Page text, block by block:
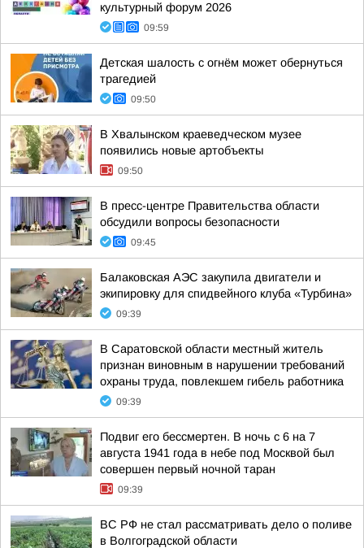
культурный форум 2026
09:59
Детская шалость с огнём может обернуться
трагедией
09:50
В Хвалынском краеведческом музее
появились новые артобъекты
09:50
В пресс-центре Правительства области
обсудили вопросы безопасности
09:45
Балаковская АЭС закупила двигатели и
экипировку для спидвейного клуба «Турбина»
09:39
В Саратовской области местный житель
признан виновным в нарушении требований
охраны труда, повлекшем гибель работника
09:39
Подвиг его бессмертен. В ночь с 6 на 7
августа 1941 года в небе под Москвой был
совершен первый ночной таран
09:39
ВС РФ не стал рассматривать дело о поливе
в Волгоградской области